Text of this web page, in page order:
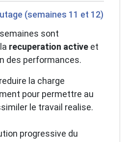
(semaines 11 et 12)
sont
recuperation active et
des performances.
reduire la charge
pour permettre au
le travail realise.
progressive du